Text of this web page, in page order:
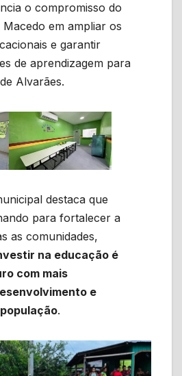
o compromisso do
em ampliar os
e garantir
de aprendizagem para
Alvarães.
destaca que
para fortalecer a
as comunidades,
na educação é
com mais
e
.